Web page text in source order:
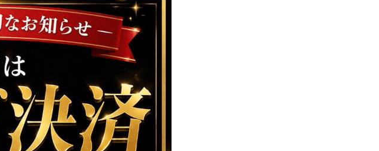
70分 3,300円
20:30〜22:00
60分 3,300円
22:00〜LAST